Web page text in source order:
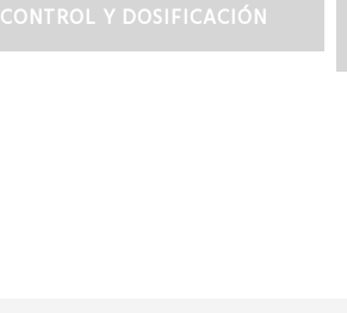
CONTROL Y DOSIFICACIÓN